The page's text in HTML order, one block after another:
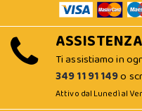
Ti assistiamo in
349 11 91 149o
Attivo dal Lunedì al